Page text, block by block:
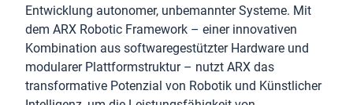
Entwicklung autonomer, unbemannter Systeme. Mit
dem ARX Robotic Framework – einer innovativen
Kombination aus softwaregestützter Hardware und
modularer Plattformstruktur – nutzt ARX das
transformative Potenzial von Robotik und Künstlicher